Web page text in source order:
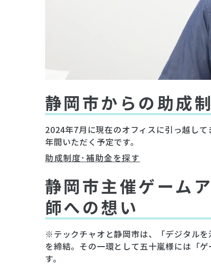
静岡市からの助成
2024年7月に現在のオフィスに引っ越し
年間いただく予定です。
助成制度･補助金を探す
静岡市主催ゲーム
師への想い
※テックチャオと静岡市は、「デジタルを
を締結。その一環として五十嵐様には「
す。